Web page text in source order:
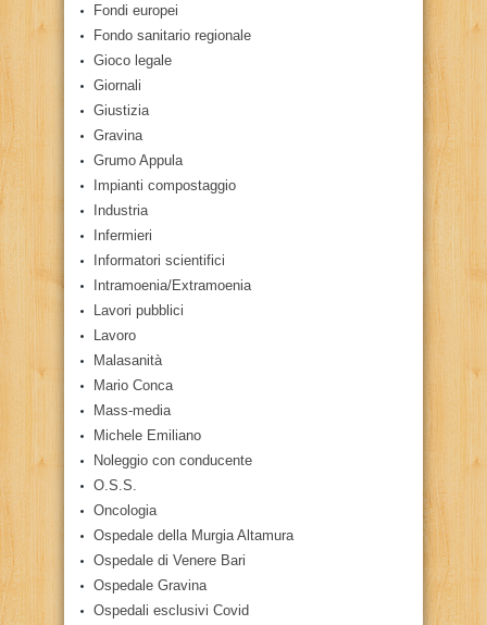
Fondi europei
Fondo sanitario regionale
Gioco legale
Giornali
Giustizia
Gravina
Grumo Appula
Impianti compostaggio
Industria
Infermieri
Informatori scientifici
Intramoenia/Extramoenia
Lavori pubblici
Lavoro
Malasanità
Mario Conca
Mass-media
Michele Emiliano
Noleggio con conducente
O.S.S.
Oncologia
Ospedale della Murgia Altamura
Ospedale di Venere Bari
Ospedale Gravina
Ospedali esclusivi Covid